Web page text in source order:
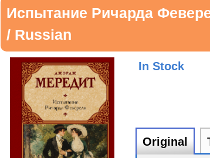
Испытание Ричарда
/ Russian
In Stock
Original